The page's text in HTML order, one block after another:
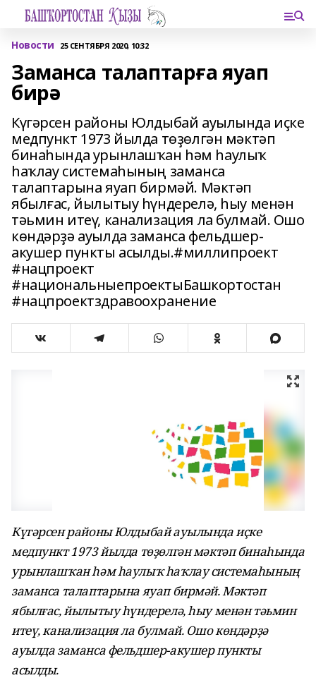
Новости 25 СЕНТЯБРЯ 2020, 10:32
Заманса талаптарға яуап
бирә
Күгәрсен районы Юлдыбай ауылында иҫке
медпункт 1973 йылда төҙөлгән мәктәп
бинаһында урынлашҡан һәм һаулыҡ
һаҡлау системаһының заманса
талаптарына яуап бирмәй. Мәктәп
ябылғас, йылытыу һүндерелә, һыу менән
тәьмин итеү, канализация ла булмай. Ошо
көндәрҙә ауылда заманса фельдшер-
акушер пункты асылды.#миллипроект
#нацпроект
#национальныепроектыБашкортостан
#нацпроектздравоохранение
Күгәрсен районы Юлдыбай ауылында иҫке
медпункт 1973 йылда төҙөлгән мәктәп бинаһында
урынлашҡан һәм һаулыҡ һаҡлау системаһының
заманса талаптарына яуап бирмәй. Мәктәп
ябылғас, йылытыу һүндерелә, һыу менән тәьмин
итеү, канализация ла булмай. Ошо көндәрҙә
ауылда заманса фельдшер-акушер пункты
асылды.